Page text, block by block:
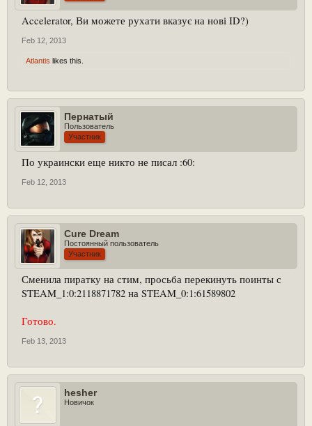
Accelerator, Ви можете рухати вказує на нові ID?)
Feb 12, 2013
Atlantis likes this.
Пернатый
Пользователь
Участник
По украински еще никто не писал :60:
Feb 12, 2013
Cure Dream
Постоянный пользователь
Участник
Сменила пиратку на стим, просьба перекинуть поинты с
STEAM_1:0:2118871782 на STEAM_0:1:61589802
Готово.
Feb 13, 2013
hesher
Новичок